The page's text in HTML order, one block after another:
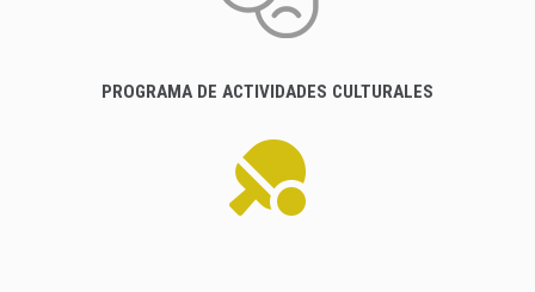
PROGRAMA DE ACTIVIDADES CULTURALES